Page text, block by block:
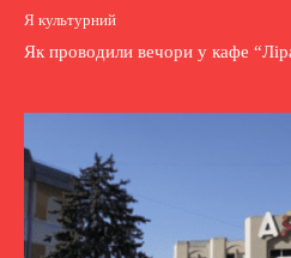
Я культурний
Як проводили вечори у кафе